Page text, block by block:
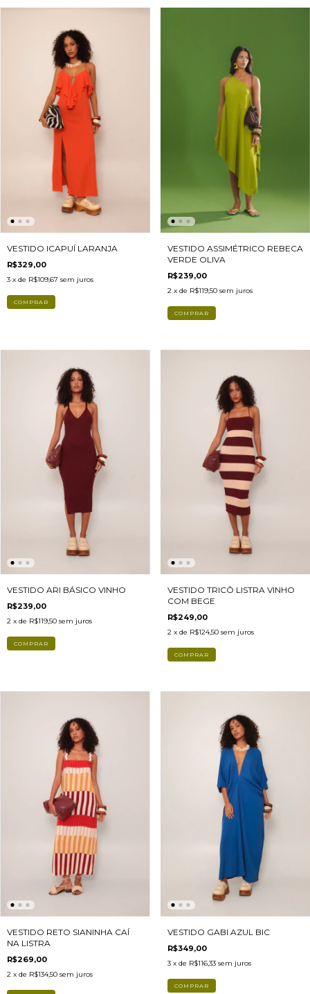
VESTIDO ICAPUÍ LARANJA
R$329,00
3 x de R$109,67 sem juros
COMPRAR
VESTIDO ASSIMÉTRICO REBECA
VERDE OLIVA
R$239,00
2 x de R$119,50 sem juros
VESTIDO ARI BÁSICO VINHO
R$239,00
2 x de R$119,50 sem juros
VESTIDO TRICÔ LISTRA VINHO
COM BEGE
R$249,00
2 x de R$124,50 sem juros
VESTIDO RETO SIANINHA CAÍ
NA LISTRA
R$269,00
2 x de R$134,50 sem juros
VESTIDO GABI AZUL BIC
R$349,00
3 x de R$116,33 sem juros
COMPRAR